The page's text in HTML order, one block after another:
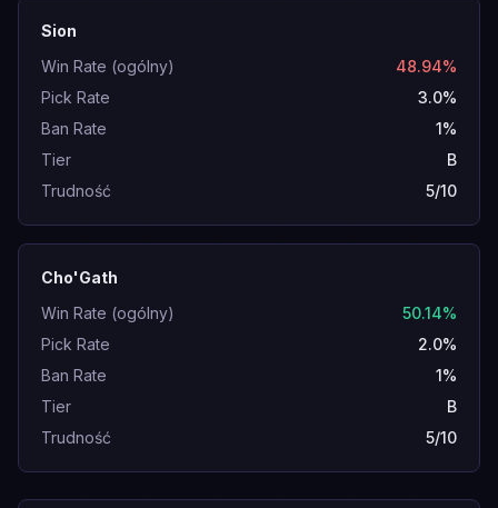
Sion
Win Rate (ogólny)
48.94%
Pick Rate
3.0%
Ban Rate
1%
Tier
B
Trudność
5/10
Cho'Gath
Win Rate (ogólny)
50.14%
Pick Rate
2.0%
Ban Rate
1%
Tier
B
Trudność
5/10